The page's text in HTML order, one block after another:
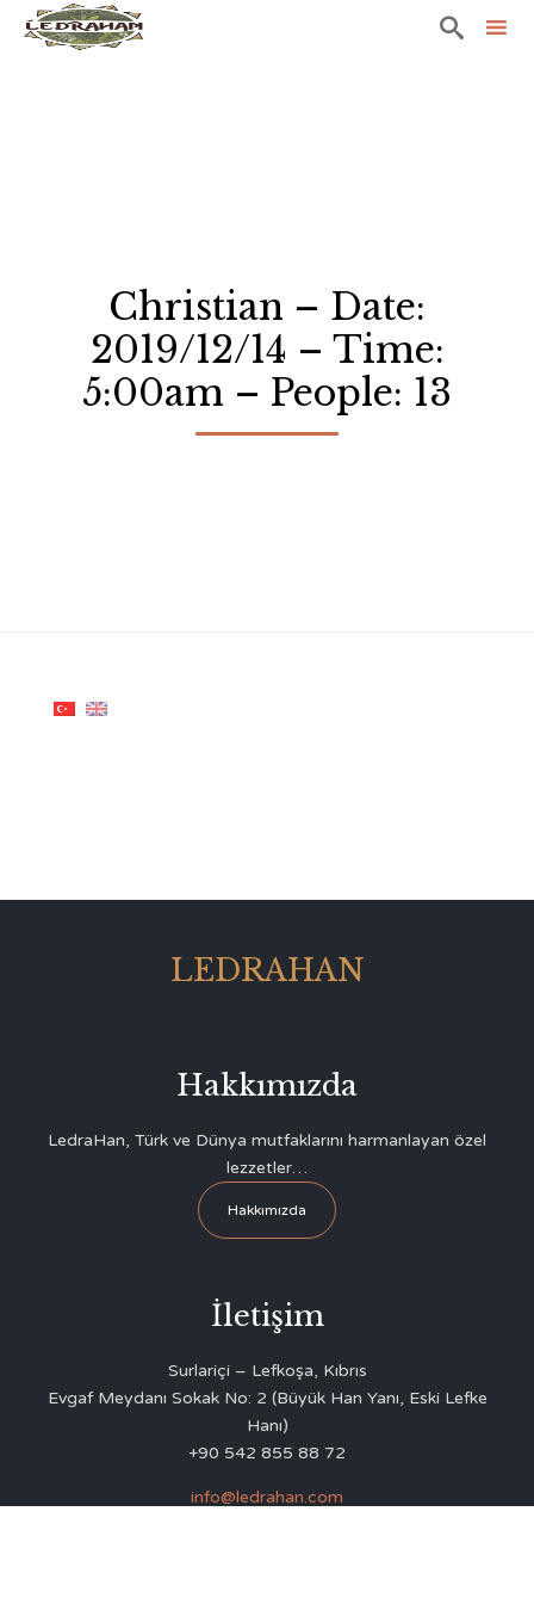

Christian – Date:
2019/12/14 – Time:
5:00am – People: 13
LEDRAHAN
Hakkımızda
LedraHan, Türk ve Dünya mutfaklarını harmanlayan özel
lezzetler…
Hakkımızda
İletişim
Surlariçi – Lefkoşa, Kıbrıs
Evgaf Meydanı Sokak No: 2 (Büyük Han Yanı, Eski Lefke
Hanı)
+90 542 855 88 72
info@ledrahan.com